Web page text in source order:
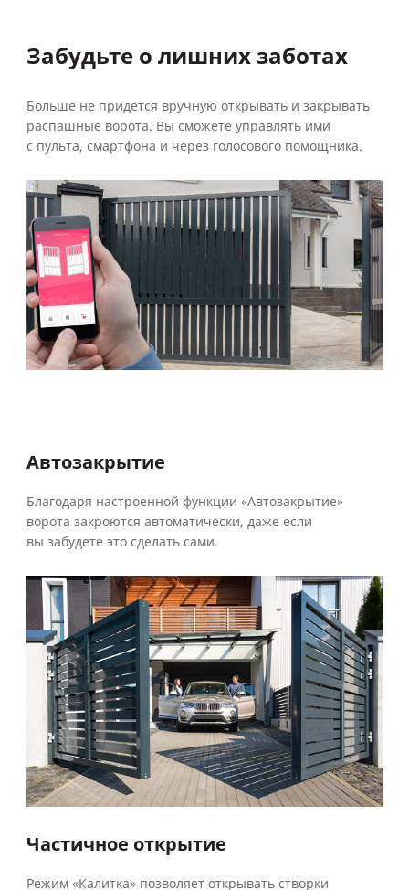
Забудьте о лишних заботах
Больше не придется вручную открывать и закрывать
распашные ворота. Вы сможете управлять ими
с пульта, смартфона и через голосового помощника.
Автозакрытие
Благодаря настроенной функции «Автозакрытие»
ворота закроются автоматически, даже если
вы забудете это сделать сами.
Частичное открытие
Режим «Калитка» позволяет открывать створки